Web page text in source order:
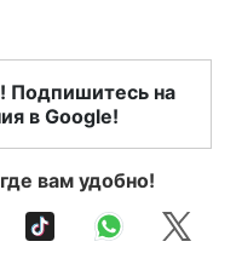
Подпишитесь на
в Google!
вам удобно!